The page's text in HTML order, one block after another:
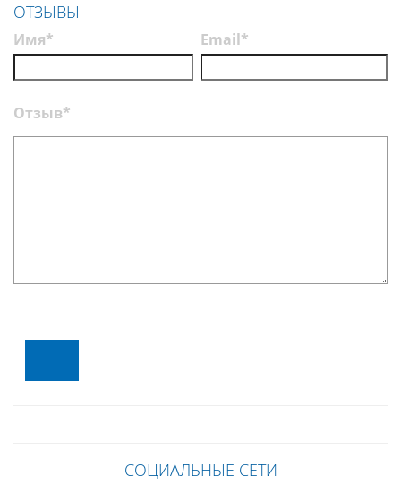
ОТЗЫВЫ
Имя* Email*
Отзыв*
СОЦИАЛЬНЫЕ СЕТИ